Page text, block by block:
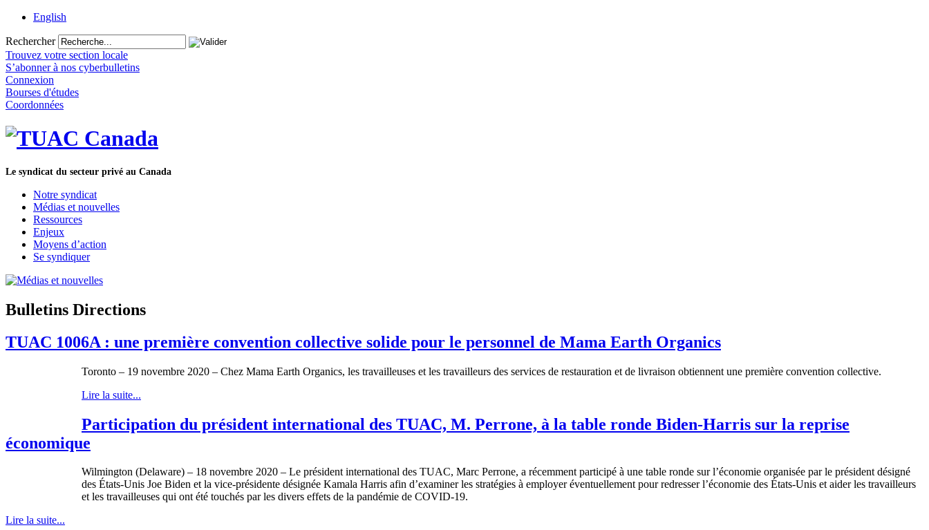
English
Rechercher
Trouvez votre section locale
S’abonner à nos cyberbulletins
Connexion
Bourses d'études
Coordonnées
Le syndicat du secteur privé au Canada
Notre syndicat
Médias et nouvelles
Ressources
Enjeux
Moyens d’action
Se syndiquer
Bulletins Directions
TUAC 1006A : une première convention collective solide pour le personnel de Mama Earth Organics
Toronto – 19 novembre 2020 – Chez Mama Earth Organics, les travailleuses et les travailleurs des services de restauration et de livraison obtiennent une première convention collective.
Lire la suite...
Participation du président international des TUAC, M. Perrone, à la table ronde Biden-Harris sur la reprise
économique
Wilmington (Delaware) – 18 novembre 2020 – Le président international des TUAC, Marc Perrone, a récemment participé à une table ronde sur l’économie organisée par le président désigné
des États-Unis Joe Biden et la vice-présidente désignée Kamala Harris afin d’examiner les stratégies à employer éventuellement pour redresser l’économie des États-Unis et aider les travailleurs
et les travailleuses qui ont été touchés par les divers effets de la pandémie de COVID-19.
Lire la suite...